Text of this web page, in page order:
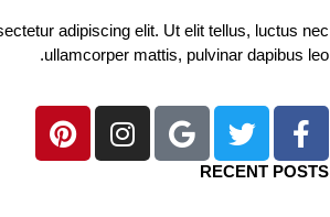
adipiscing elit. Ut elit tellus, luctus nec
ullamcorper mattis, pulvinar dapibus leo.
RECENT POSTS